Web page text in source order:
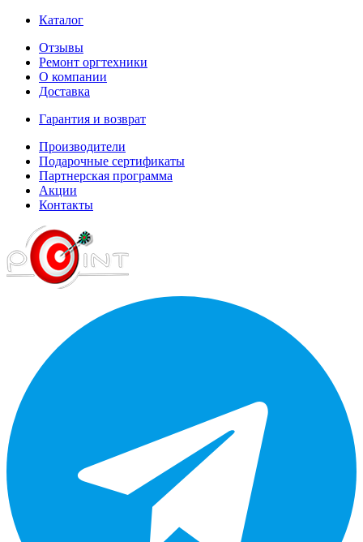
Каталог
Отзывы
Ремонт оргтехники
О компании
Доставка
Гарантия и возврат
Производители
Подарочные сертификаты
Партнерская программа
Акции
Контакты